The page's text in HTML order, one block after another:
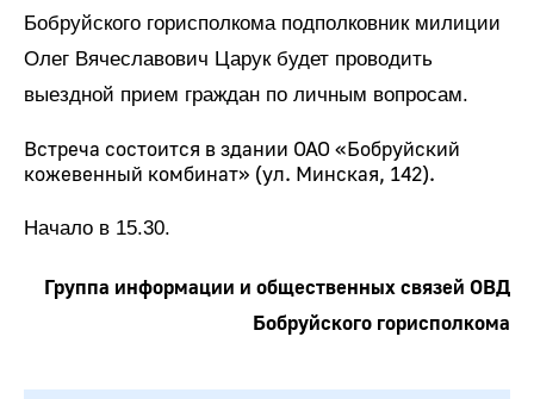
Бобруйского горисполкома подполковник милиции
Олег Вячеславович Царук будет проводить
выездной прием граждан по личным вопросам.
Встреча состоится в здании ОАО «Бобруйский
кожевенный комбинат» (ул. Минская, 142).
Начало в 15.30.
Группа информации и общественных связей ОВД
Бобруйского горисполкома